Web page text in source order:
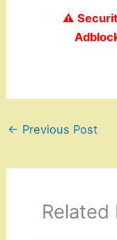
⚠️
← Previous Post
Related